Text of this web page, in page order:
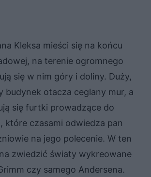
Kleksa mieści się na końcu
na terenie ogromnego
się w nim góry i doliny. Duży,
budynek otacza ceglany mur, a
się furtki prowadzące do
które czasami odwiedza pan
na jego polecenie. W ten
zwiedzić światy wykreowane
czy samego Andersena.